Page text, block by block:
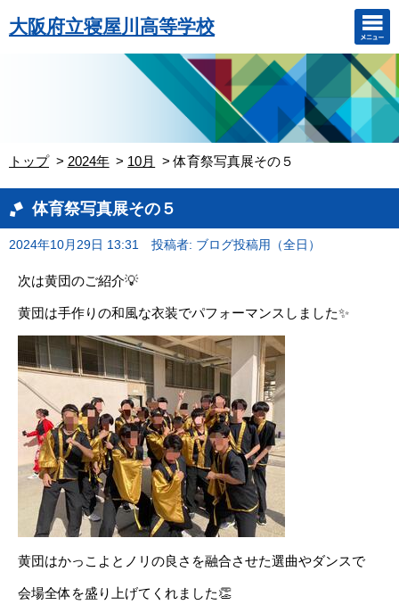
大阪府立寝屋川高等学校
トップ 2024年 10月 体育祭写真展その５
体育祭写真展その５
2024年10月29日 13:31 投稿者: ブログ投稿用（全日）
次は黄団のご紹介💡
黄団は手作りの和風な衣装でパフォーマンスしました✨
黄団はかっこよとノリの良さを融合させた選曲やダンスで
会場全体を盛り上げてくれました👏